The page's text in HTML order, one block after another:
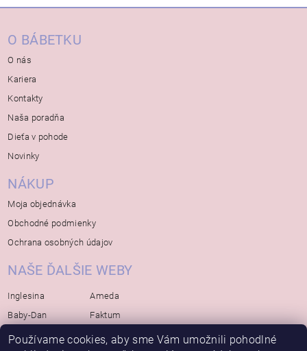
O BÁBETKU
O nás
Kariera
Kontakty
Naša poradňa
Dieťa v pohode
Novinky
NÁKUP
Moja objednávka
Obchodné podmienky
Ochrana osobných údajov
NAŠE ĎALŠIE WEBY
Inglesina
Baby-Dan
Rialto
Ameda
Faktum
Koelstra
Používame cookies, aby sme Vám umožnili pohodlné